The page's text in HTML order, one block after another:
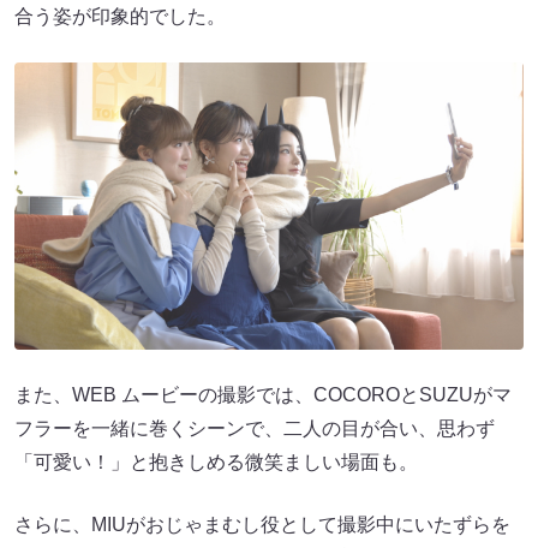
合う姿が印象的でした。
また、WEB ムービーの撮影では、COCOROとSUZUがマ
フラーを一緒に巻くシーンで、二人の目が合い、思わず
「可愛い！」と抱きしめる微笑ましい場面も。
さらに、MIUがおじゃまむし役として撮影中にいたずらを